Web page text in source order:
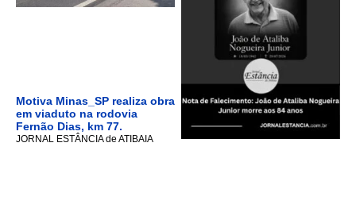
Motiva Minas_SP realiza obra
em viaduto na rodovia
Fernão Dias, km 77.
JORNAL ESTÂNCIA de ATIBAIA